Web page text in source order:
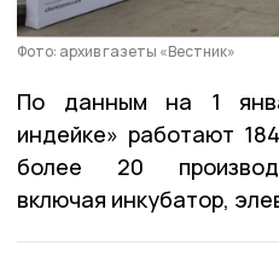
Фото: архив газеты «Вестник»
По данным на 1
индейке» работают
более 20
включая инкубатор,